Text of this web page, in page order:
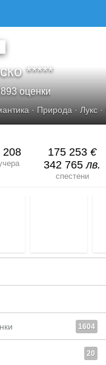
*****
оценки
· Природа · Лукс ·
208 175 253 €
342 765лв.
спестени
1604
20